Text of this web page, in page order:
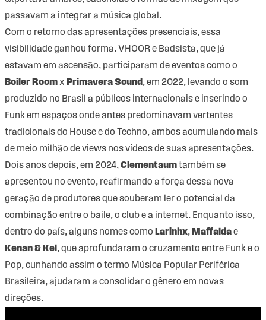
passavam a integrar a música global.
Com o retorno das apresentações presenciais, essa
visibilidade ganhou forma. VHOOR e Badsista, que já
estavam em ascensão, participaram de eventos como o
Boiler Roomx Primavera Sound , em 2022, levando o som
produzido no Brasil a públicos internacionais e inserindo o
Funk em espaços onde antes predominavam vertentes
tradicionais do House e do Techno, ambos acumulando mais
de meio milhão de views nos vídeos de suas apresentações.
Dois anos depois, em 2024,Clementaumtambém se
apresentou no evento, reafirmando a força dessa nova
geração de produtores que souberam ler o potencial da
combinação entre o baile, o club e a internet. Enquanto isso,
dentro do país, alguns nomes como Larinhx, Maffaldae
Kenan & Kel , que aprofundaram o cruzamento entre Funk e o
Pop, cunhando assim o termo Música Popular Periférica
Brasileira, ajudaram a consolidar o gênero em novas
direções.